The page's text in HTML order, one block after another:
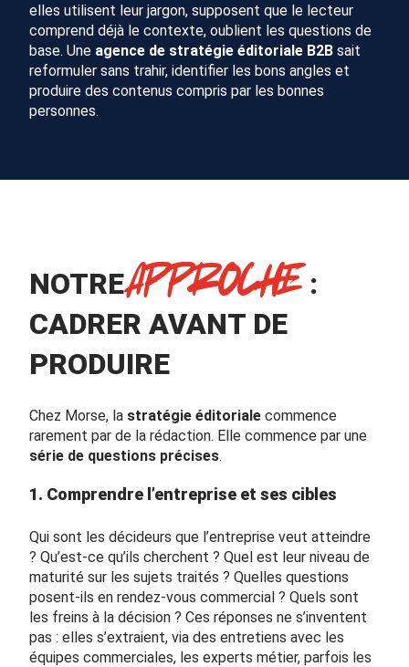
elles utilisent leur jargon, supposent que le lecteur
comprend déjà le contexte, oublient les questions de
base. Une agence de stratégie éditoriale B2B sait
reformuler sans trahir, identifier les bons angles et
produire des contenus compris par les bonnes
personnes.
NOTREAPPROCHE :
CADRER AVANT DE
PRODUIRE
Chez Morse, la stratégie éditoriale commence
rarement par de la rédaction. Elle commence par une
série de questions précises.
1. Comprendre l’entreprise et ses cibles
Qui sont les décideurs que l’entreprise veut atteindre
? Qu’est-ce qu’ils cherchent ? Quel est leur niveau de
maturité sur les sujets traités ? Quelles questions
posent-ils en rendez-vous commercial ? Quels sont
les freins à la décision ? Ces réponses ne s’inventent
pas : elles s’extraient, via des entretiens avec les
équipes commerciales, les experts métier, parfois les